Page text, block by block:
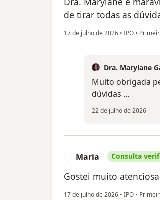
de tirar todas as
17 de julho de 2026 • IPO •
Dra. Marylane
Muito obrigada
dúvidas …
22 de julho de 2026
Maria Consulta
Gostei muito
17 de julho de 2026 • IPO •